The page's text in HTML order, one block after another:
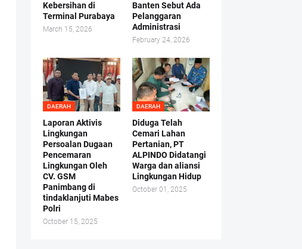
Kebersihan di
Terminal Purabaya
March 15, 2026
Banten Sebut Ada
Pelanggaran
Administrasi
February 24, 2026
DAERAH
Laporan Aktivis
Lingkungan
Persoalan Dugaan
Pencemaran
Lingkungan Oleh
CV. GSM
Panimbang di
tindaklanjuti Mabes
Polri
October 15, 2025
DAERAH
Diduga Telah
Cemari Lahan
Pertanian, PT
ALPINDO Didatangi
Warga dan aliansi
Lingkungan Hidup
October 01, 2025